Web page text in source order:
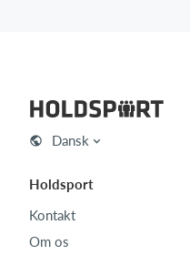
Dansk
Holdsport
Kontakt
Om os